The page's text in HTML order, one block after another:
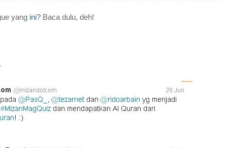
yang ini? Baca dulu, deh!